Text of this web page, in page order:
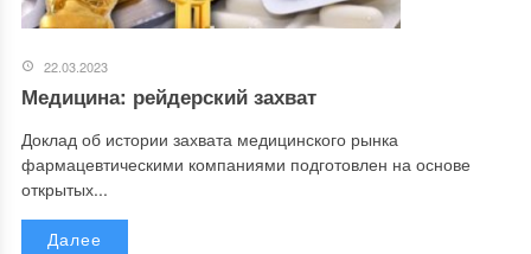
22.03.2023
Медицина: рейдерский захват
Доклад об истории захвата медицинского рынка
фармацевтическими компаниями подготовлен на основе
открытых...
Далее